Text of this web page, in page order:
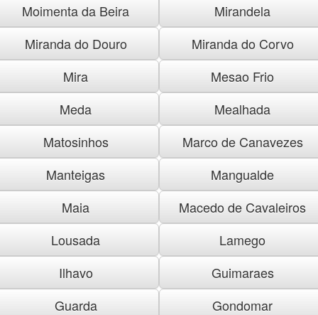
Moimenta da Beira
Mirandela
Miranda do Douro
Miranda do Corvo
Mira
Mesao Frio
Meda
Mealhada
Matosinhos
Marco de Canavezes
Manteigas
Mangualde
Maia
Macedo de Cavaleiros
Lousada
Lamego
Ilhavo
Guimaraes
Guarda
Gondomar